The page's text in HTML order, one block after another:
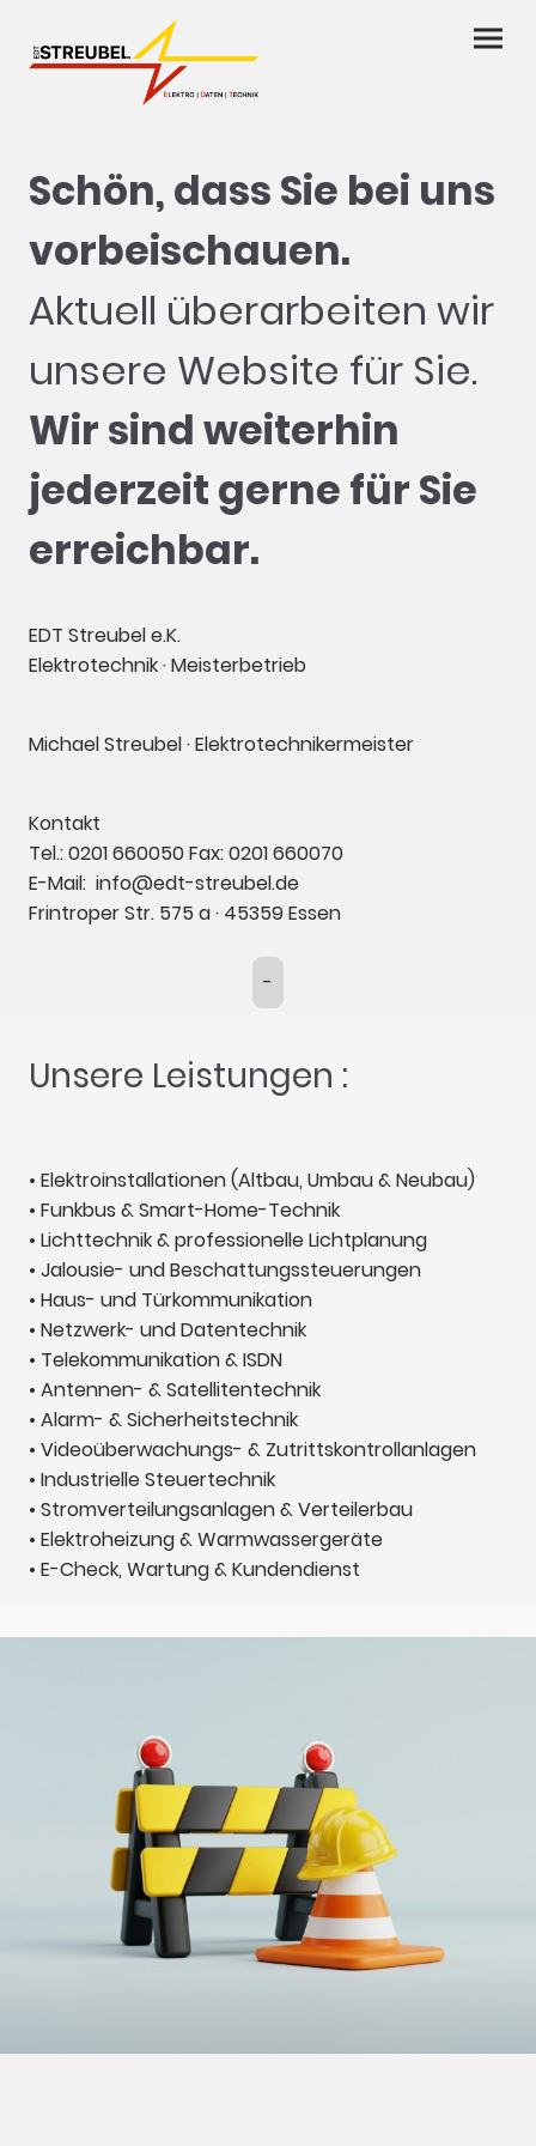
Schön, dass Sie bei uns
vorbeischauen.
Aktuell überarbeiten wir
unsere Website für Sie.
Wir sind weiterhin
jederzeit gerne für Sie
erreichbar.
EDT Streubel e.K.
Elektrotechnik · Meisterbetrieb
Michael Streubel · Elektrotechnikermeister
Kontakt
Tel.: 0201 660050 Fax: 0201 660070
E-Mail: info@edt-streubel.de
Frintroper Str. 575 a · 45359 Essen
-
Unsere Leistungen :
• Elektroinstallationen (Altbau, Umbau & Neubau)
• Funkbus & Smart-Home-Technik
• Lichttechnik & professionelle Lichtplanung
• Jalousie- und Beschattungssteuerungen
• Haus- und Türkommunikation
• Netzwerk- und Datentechnik
• Telekommunikation & ISDN
• Antennen- & Satellitentechnik
• Alarm- & Sicherheitstechnik
• Videoüberwachungs- & Zutrittskontrollanlagen
• Industrielle Steuertechnik
• Stromverteilungsanlagen & Verteilerbau
• Elektroheizung & Warmwassergeräte
• E-Check, Wartung & Kundendienst